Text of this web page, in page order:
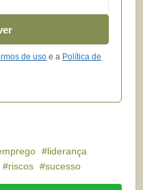
de uso e a Política de
liderança
riscos sucesso